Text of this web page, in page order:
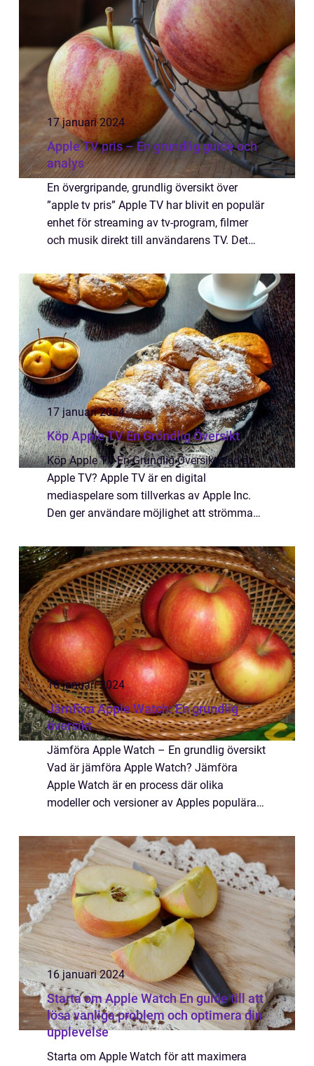
ge en grundlig ...
17 januari 2024
Apple TV pris – En grundlig guide och
analys
En övergripande, grundlig översikt över
”apple tv pris” Apple TV har blivit en populär
enhet för streaming av tv-program, filmer
och musik direkt till användarens TV. Det
välja mellan beroende...
17 januari 2024
Köp Apple TV En Gröndlig Översikt
Köp Apple TV En Grundlig Översikt Vad är
Apple TV? Apple TV är en digital
mediaspelare som tillverkas av Apple Inc.
Den ger användare möjlighet att strömma
TV-apparater. Apple TV har utvecklats över
åren...
16 januari 2024
Jämföra Apple Watch: En grundlig
översikt
Jämföra Apple Watch – En grundlig översikt
Vad är jämföra Apple Watch? Jämföra
Apple Watch är en process där olika
modeller och versioner av Apples populära
olika faktorer. Det inkluderar att titta på s...
16 januari 2024
Starta om Apple Watch En guide till att
lösa vanliga problem och optimera din
upplevelse
Starta om Apple Watch för att maximera